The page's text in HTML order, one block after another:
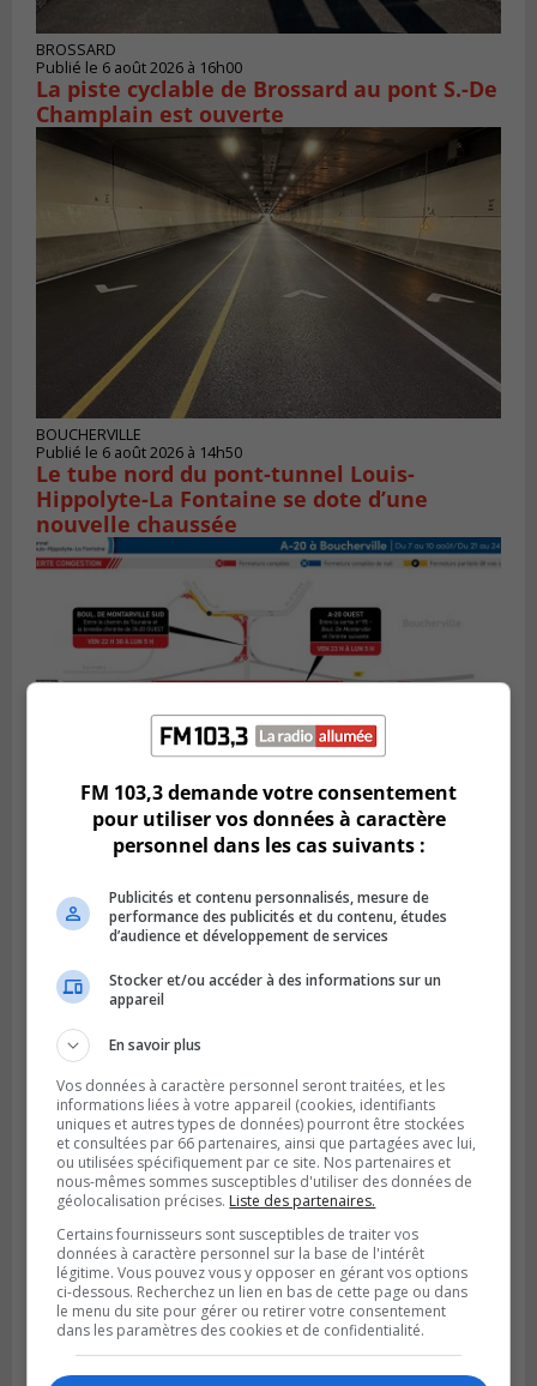
BROSSARD
Publié le 6 août 2026 à 16h00
La piste cyclable de Brossard au pont S.-De
Champlain est ouverte
BOUCHERVILLE
Publié le 6 août 2026 à 14h50
Le tube nord du pont-tunnel Louis-
Hippolyte-La Fontaine se dote d’une
nouvelle chaussée
BOUCHERVILLE
Publié le 5 août 2026 à 15h25
l’autoroute 20 à Boucherville
VIEUX-LONGUEUIL
Publié le 31 juillet 2026 à 14h20
Le RTL dévoile sa nouvelle flotte de
transport adapté
FM 103,3 demande votre consentement
pour utiliser vos données à caractère
personnel dans les cas suivants :
Publicités et contenu personnalisés, mesure de
performance des publicités et du contenu, études
d’audience et développement de services
Stocker et/ou accéder à des informations sur un
appareil
En savoir plus
Vos données à caractère personnel seront traitées, et les
informations liées à votre appareil (cookies, identifiants
uniques et autres types de données) pourront être stockées
et consultées par 66 partenaires, ainsi que partagées avec lui,
ou utilisées spécifiquement par ce site. Nos partenaires et
nous-mêmes sommes susceptibles d'utiliser des données de
géolocalisation précises. Liste des partenaires.
Certains fournisseurs sont susceptibles de traiter vos
données à caractère personnel sur la base de l'intérêt
légitime. Vous pouvez vous y opposer en gérant vos options
ci-dessous. Recherchez un lien en bas de cette page ou dans
le menu du site pour gérer ou retirer votre consentement
dans les paramètres des cookies et de confidentialité.